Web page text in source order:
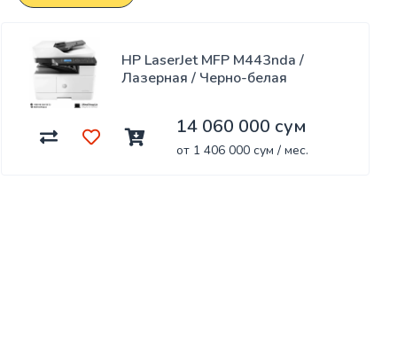
HP LaserJet MFP M443nda /
Лазерная / Черно-белая
14 060 000 сум
от 1 406 000 сум / мес.